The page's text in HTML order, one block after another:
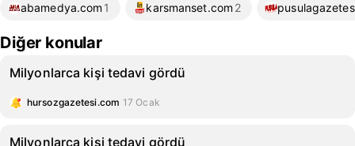
abamedya.com 1 karsmanset.com 2
Diğer konular
Milyonlarca kişi tedavi gördü
hursozgazetesi.com 17 Ocak
Milyonlarca kişi tedavi gördü